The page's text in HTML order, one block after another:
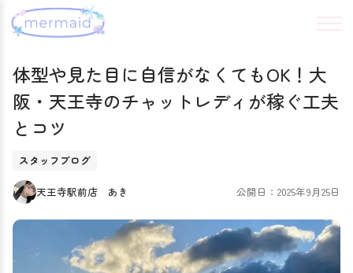
体型や見た目に自信がなくてもOK！大
阪・天王寺のチャットレディが稼ぐ工夫
とコツ
スタッフブログ
天王寺駅前店 あき 公開日：2025年9月25日